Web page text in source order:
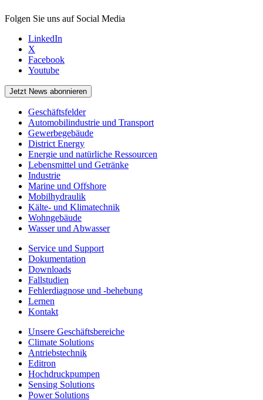
Folgen Sie uns auf Social Media
LinkedIn
X
Facebook
Youtube
Jetzt News abonnieren
Geschäftsfelder
Automobilindustrie und Transport
Gewerbegebäude
District Energy
Energie und natürliche Ressourcen
Lebensmittel und Getränke
Industrie
Marine und Offshore
Mobilhydraulik
Kälte- und Klimatechnik
Wohngebäude
Wasser und Abwasser
Service und Support
Dokumentation
Downloads
Fallstudien
Fehlerdiagnose und -behebung
Lernen
Kontakt
Unsere Geschäftsbereiche
Climate Solutions
Antriebstechnik
Editron
Hochdruckpumpen
Sensing Solutions
Power Solutions